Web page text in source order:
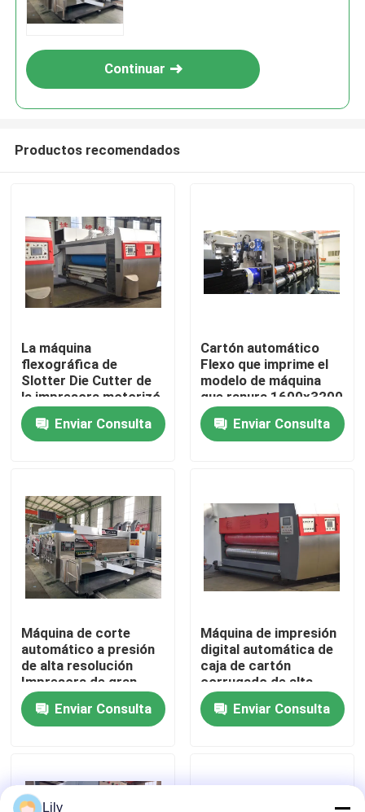
Hogar
Productos
Vídeos
Sobre nosotros
Viaje de la fábrica
Control de calidad
Éntrenos en contacto con
Noticias
impresora del cartón
Continuar
Productos recomendados
La máquina
flexográfica de
Slotter Die Cutter de
la impresora motorizó
el apilador auto
Enviar Consulta
Cartón automático
Flexo que imprime el
modelo de máquina
que ranura 1600x3200
Enviar Consulta
Máquina de corte
automático a presión
de alta resolución
Impresora de gran
formato
Enviar Consulta
Máquina de impresión
digital automática de
caja de cartón
corrugado de alta
seguridad
Enviar Consulta
Lily